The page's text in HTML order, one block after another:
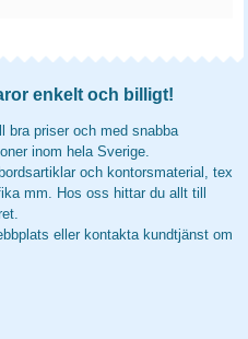
enkelt och billigt!
bra priser och med snabba
inom hela Sverige.
och kontorsmaterial, tex
mm. Hos oss hittar du allt till
eller kontakta kundtjänst om